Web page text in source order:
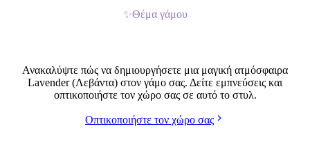
✨Θέμα γάμου
Ανακαλύψτε πώς να δημιουργήσετε μια μαγική ατμόσφαιρα
Lavender (Λεβάντα) στον γάμο σας. Δείτε εμπνεύσεις και
οπτικοποιήστε τον χώρο σας σε αυτό το στυλ.
Οπτικοποιήστε τον χώρο σας